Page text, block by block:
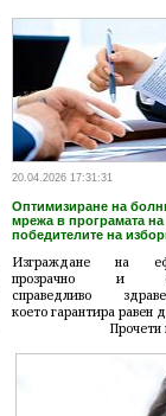
на
20.04.2026 17:31:31
Оптимизиране на
мрежа в програмата на
победителите на
Изграждане на
прозрачно и
справедливо
което гарантира равен
Прочети